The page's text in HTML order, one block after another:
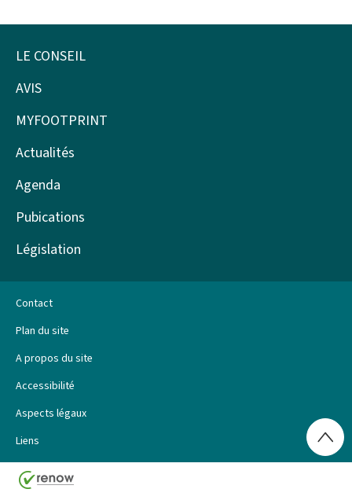
Pied
de
page
LE CONSEIL
AVIS
MYFOOTPRINT
Actualités
Agenda
Pubications
Législation
Contact
Plan du site
A propos du site
Accessibilité
Aspects légaux
Liens
Haut
de
page